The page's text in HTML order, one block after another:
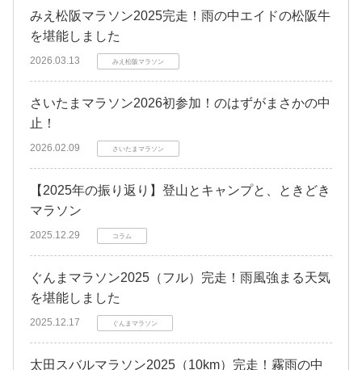
みえ松阪マラソン2025完走！雨の中エイドの松阪牛
を堪能しました
2026.03.13 みえ松阪マラソン
さいたまマラソン2026初参加！のはずがまさかの中
止！
2026.02.09 さいたまマラソン
【2025年の振り返り】登山とキャンプと、ときどき
マラソン
2025.12.29 コラム
ぐんまマラソン2025（フル）完走！雨風強まる天気
を堪能しました
2025.12.17 ぐんまマラソン
太田スバルマラソン2025（10km）完走！霧雨の中